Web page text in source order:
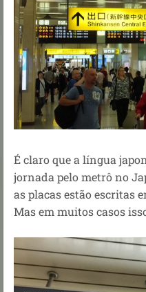
É claro que a língua
jornada pelo metrô no
as placas estão escritas
Mas em muitos casos